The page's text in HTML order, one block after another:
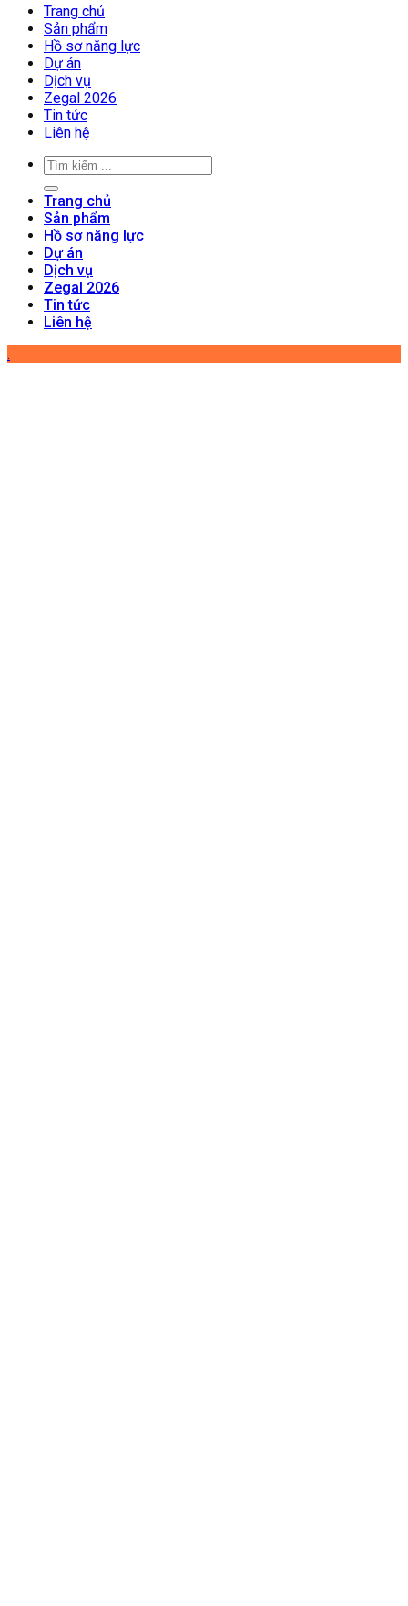
Trang chủ
Sản phẩm
Hồ sơ năng lực
Dự án
Dịch vụ
Zegal 2026
Tin tức
Liên hệ
Trang chủ
Sản phẩm
Hồ sơ năng lực
Dự án
Dịch vụ
Zegal 2026
Tin tức
Liên hệ
.